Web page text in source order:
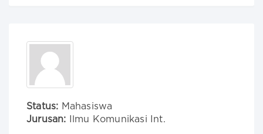
Status: Mahasiswa
Jurusan: Ilmu Komunikasi Int.